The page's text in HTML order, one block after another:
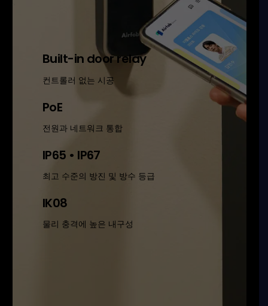
Built-in door relay
컨트롤러 없는 시공
PoE
전원과 네트워크 통합
IP65 • IP67
최고 수준의 방진 및 방수 등급
IK08
물리 충격에 높은 내구성